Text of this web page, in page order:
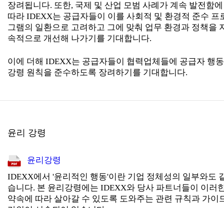
장려됩니다. 또한, 국제 및 산업 모범 사례가 계속 발전함에
따라 IDEXX는 공급자들이 이를 사회적 및 환경적 준수 프
그램의 일환으로 고려하고 그에 맞춰 업무 환경과 정책을
속적으로 개선해 나가기를 기대합니다.
이에 더해 IDEXX는 공급자들이 협력업체들에 공급자 행동
강령 원칙을 준수하도록 장려하기를 기대합니다.
윤리 강령
윤리강령
IDEXX에서 '윤리적인 행동'이란 기업 정체성의 일부와도
습니다. 본 윤리강령에는 IDEXX와 당사 파트너들이 이러
약속에 따라 살아갈 수 있도록 도와주는 관련 규칙과 가이